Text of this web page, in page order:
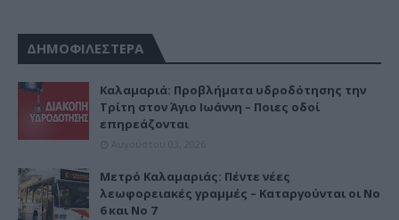
ΔΗΜΟΦΙΛΕΣΤΕΡΑ
Καλαμαριά: Προβλήματα υδροδότησης την
Τρίτη στον Άγιο Ιωάννη – Ποιες οδοί
επηρεάζονται
Μετρό Καλαμαριάς: Πέντε νέες
λεωφορειακές γραμμές – Καταργούνται οι Νο
6 και Νο 7